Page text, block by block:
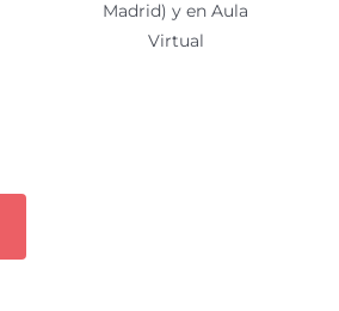
Madrid) y en Aula
Virtual